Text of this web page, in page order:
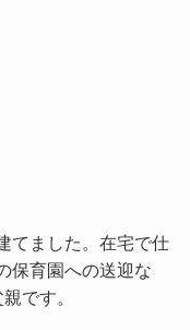
てました。在宅で仕
保育園への送迎な
です。